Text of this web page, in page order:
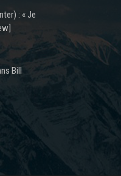
: « Je
Bill